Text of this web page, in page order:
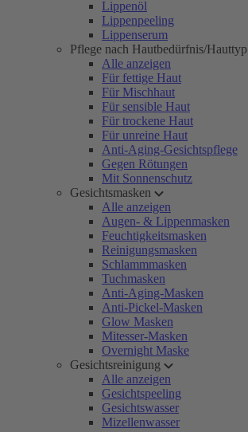
Lippenöl
Lippenpeeling
Lippenserum
Pflege nach Hautbedürfnis/Hauttyp
Alle anzeigen
Für fettige Haut
Für Mischhaut
Für sensible Haut
Für trockene Haut
Für unreine Haut
Anti-Aging-Gesichtspflege
Gegen Rötungen
Mit Sonnenschutz
Gesichtsmasken
Alle anzeigen
Augen- & Lippenmasken
Feuchtigkeitsmasken
Reinigungsmasken
Schlammmasken
Tuchmasken
Anti-Aging-Masken
Anti-Pickel-Masken
Glow Masken
Mitesser-Masken
Overnight Maske
Gesichtsreinigung
Alle anzeigen
Gesichtspeeling
Gesichtswasser
Mizellenwasser